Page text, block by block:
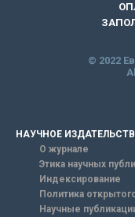
© 2022
НАУЧНОЕ
О журнале
Этика научных
Индексирование
Политика
Научные